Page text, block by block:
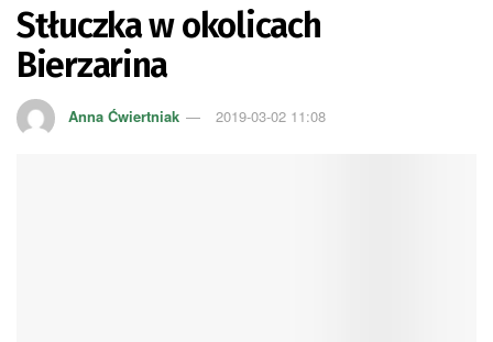
Stłuczka w okolicach
Bierzarina
Anna Ćwiertniak 2019-03-02 11:08